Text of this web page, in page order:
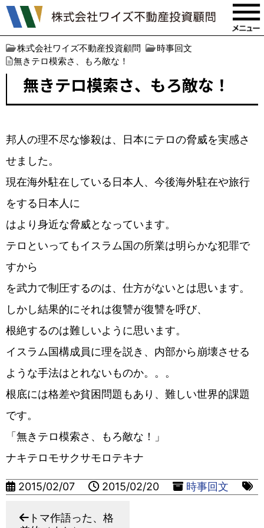
株式会社ワイズ不動産投資顧問
時事回文
無きテロ模索さ、もろ敵な！
無きテロ模索さ、もろ敵な！
邦人の理不尽な惨殺は、日本にテロの脅威を実感さ
せました。
現在海外駐在している日本人、今後海外駐在や旅行
をする日本人に
はより身近な脅威となっています。
テロといってもイスラム国の所業は明らかな犯罪で
すから
を武力で制圧するのは、仕方がないとは思います。
しかし結果的にそれは復讐が復讐を呼び、
根絶するのは難しいように思います。
イスラム国構成員に理を説き、内部から崩壊させる
ような手法はとれないものか。。。
根底には格差や貧困問題もあり、難しい世界的課題
です。
「無きテロ模索さ、もろ敵な！」
ナキテロモサクサモロテキナ
2015/02/07 2015/02/20 時事回文
トマ作語った、格